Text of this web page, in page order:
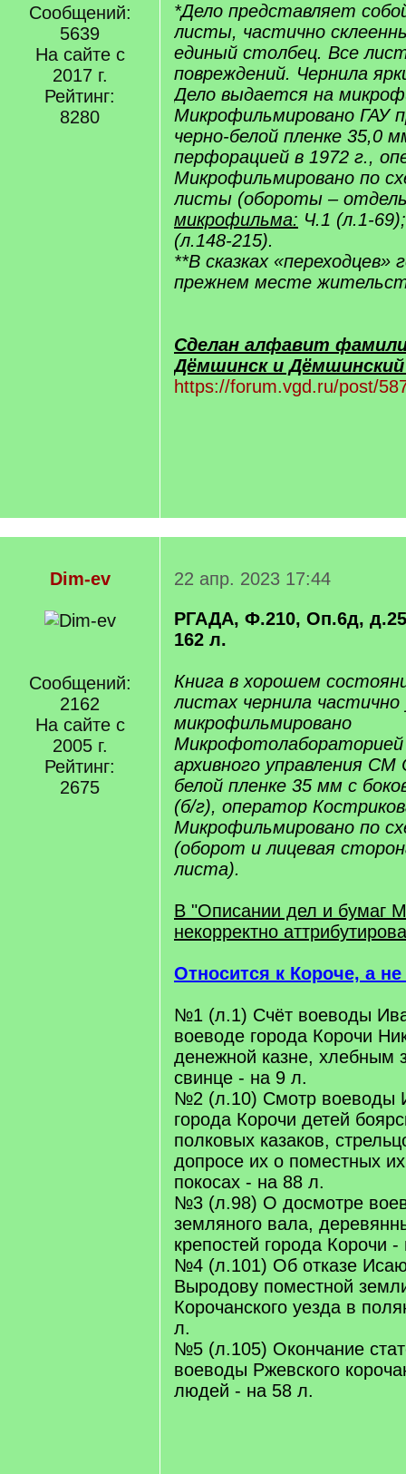
Сообщений:
5639
На сайте с
2017 г.
Рейтинг:
8280
*Дело представляет
листы, частично
единый столбец. Все
повреждений. Чернила
Дело выдается на
Микрофильмировано ГАУ
черно-белой пленке 35,0
перфорацией в 1972 г.,
Микрофильмировано по
листы (обороты –
микрофильма: Ч.1 (л.1-
(л.148-215).
**В сказках «переходцев»
прежнем месте
Сделан алфавит
Дёмшинск и Дёмшинский
https://forum.vgd.ru/post/
Dim-ev
Сообщений:
2162
На сайте с
2005 г.
Рейтинг:
2675
22 апр. 2023 17:44
РГАДА, Ф.210, Оп.6д, д.25
162 л.
Книга в хорошем
листах чернила
микрофильмировано
Микрофотолабораторией
архивного управления
белой пленке 35 мм с
(б/г), оператор
Микрофильмировано по
(оборот и лицевая
листа).
В "Описании дел и
некорректно
Относится к Короче, а не
№1 (л.1) Счёт воеводы
воеводе города Корочи
денежной казне, хлебным
свинце - на 9 л.
№2 (л.10) Смотр воеводы
города Корочи детей
полковых казаков,
допросе их о поместных
покосах - на 88 л.
№3 (л.98) О досмотре
земляного вала,
крепостей города Корочи
№4 (л.101) Об отказе
Выродову поместной
Корочанского уезда в
л.
№5 (л.105) Окончание
воеводы Ржевского
людей - на 58 л.